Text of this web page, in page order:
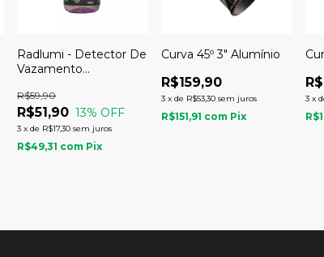
Radlumi - Detector De
Vazamento
Finder
R$51,90
R$59,90
13% OFF
3 xde R$17,30 sem juros
R$49,31 com Pix
Curva 45º 3" Alumínio
R$159,90
3 xde R$53,30 sem juros
R$151,91 com Pix
3 x